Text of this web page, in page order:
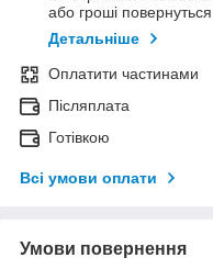
або гроші
Детальніше
Оплатити частинами
Післяплата
Готівкою
Всі умови оплати
Умови повернення